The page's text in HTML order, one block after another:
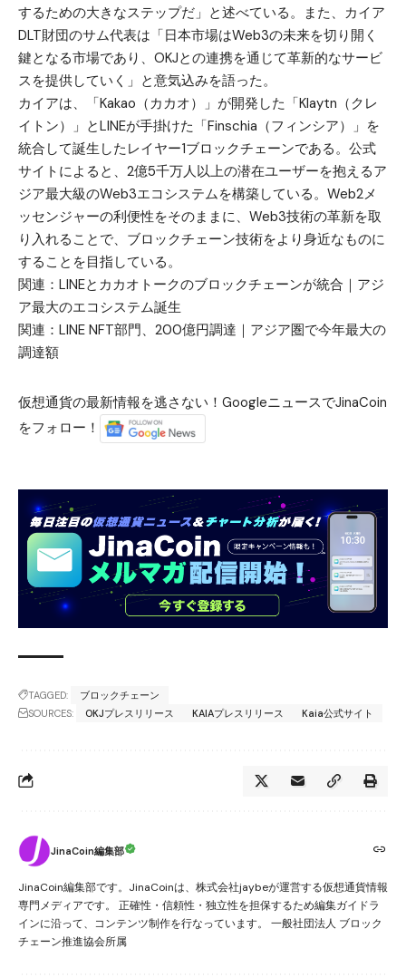
するための大きなステップだ」と述べている。また、カイア
DLT財団のサム代表は「日本市場はWeb3の未来を切り開く
鍵となる市場であり、OKJとの連携を通じて革新的なサービ
スを提供していく」と意気込みを語った。
カイアは、「Kakao（カカオ）」が開発した「Klaytn（クレ
イトン）」とLINEが手掛けた「Finschia（フィンシア）」を
統合して誕生したレイヤー1ブロックチェーンである。公式
サイトによると、2億5千万人以上の潜在ユーザーを抱えるア
ジア最大級のWeb3エコシステムを構築している。Web2メ
ッセンジャーの利便性をそのままに、Web3技術の革新を取
り入れることで、ブロックチェーン技術をより身近なものに
することを目指している。
関連： LINEとカカオトークのブロックチェーンが統合｜アジ
ア最大のエコシステム誕生
関連： LINE NFT部門、200億円調達｜アジア圏で今年最大の
調達額
仮想通貨の最新情報を逃さない！GoogleニュースでJinaCoin
をフォロー！
TAGGED:
ブロックチェーン
SOURCES:
OKJプレスリリース KAIAプレスリリース Kaia公式サイト
JinaCoin編集部
JinaCoin編集部です。JinaCoinは、株式会社jaybeが運営する仮想通貨情報
専門メディアです。 正確性・信頼性・独立性を担保するため編集ガイドラ
インに沿って、コンテンツ制作を行なっています。 一般社団法人 ブロック
チェーン推進協会所属